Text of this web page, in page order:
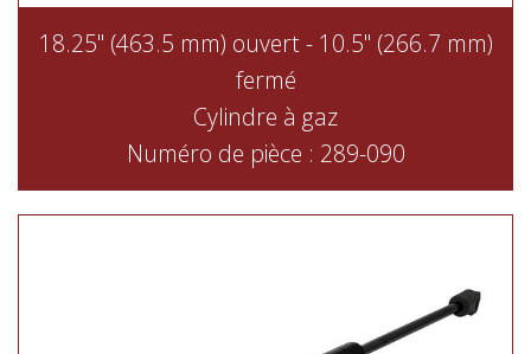
18.25" (463.5 mm) ouvert - 10.5" (266.7 mm)
fermé
Cylindre à gaz
Numéro de pièce : 289-090